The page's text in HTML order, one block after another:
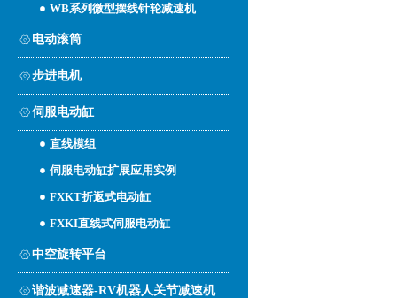
WB系列微型摆线针轮减速机
电动滚筒
步进电机
伺服电动缸
直线模组
伺服电动缸扩展应用实例
FXKT折返式电动缸
FXKI直线式伺服电动缸
中空旋转平台
谐波减速器-RV机器人关节减速机